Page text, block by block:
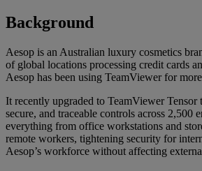
Background
Aesop is an Australian luxury cosmetics
of global locations processing credit cards
Aesop has been using TeamViewer for
It recently upgraded to TeamViewer Tensor
secure, and traceable controls across 2,500
everything from office workstations and
remote workers, tightening security for
Aesop’s workforce without affecting